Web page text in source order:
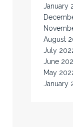
January
August
July
June
May
January